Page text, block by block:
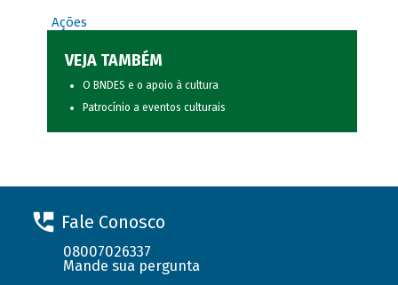
Ações
VEJA TAMBÉM
O BNDES e o apoio à cultura
Patrocínio a eventos culturais
Fale Conosco
08007026337
Mande sua pergunta